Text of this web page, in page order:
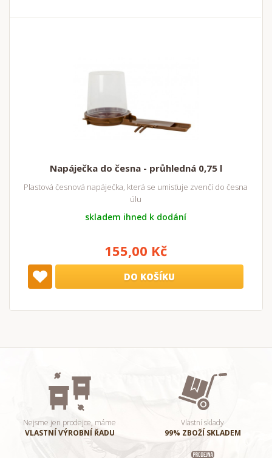
Napáječka do česna - průhledná 0,75 l
Plastová česnová napáječka, která se umisťuje zvenčí do česna
úlu
skladem ihned k dodání
155,00 Kč
DO KOŠÍKU
Nejsme jen prodejce, máme
VLASTNÍ VÝROBNÍ ŘADU
Vlastní sklady
99% ZBOŽÍ SKLADEM